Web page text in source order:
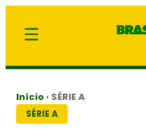
Início › SÉRIE A
SÉRIE A